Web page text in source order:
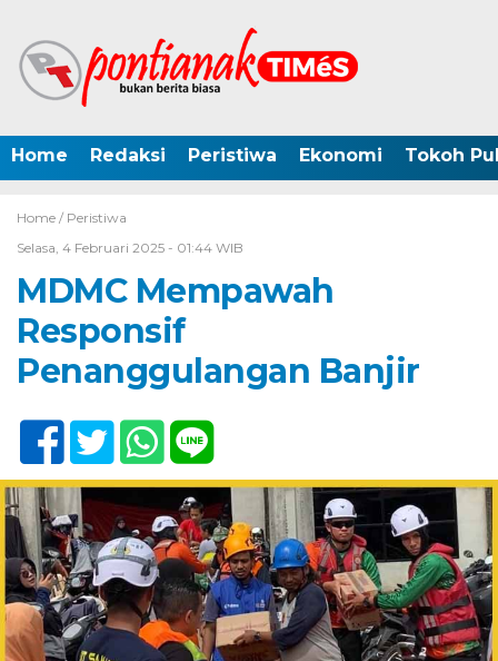
Home Redaksi Peristiwa Ekonomi Tokoh
Home / Peristiwa
Selasa, 4 Februari 2025 - 01:44 WIB
MDMC Mempawah
Responsif
Penanggulangan Banjir